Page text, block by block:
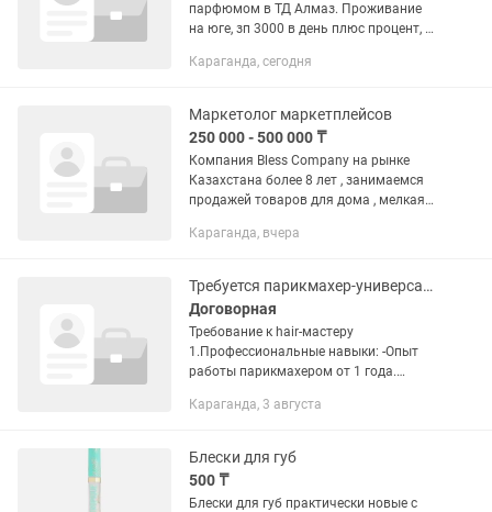
парфюмом в ТД Алмаз. Проживание
на юге, зп 3000 в день плюс процент, с
Караганда, сегодня
Маркетолог маркетплейсов
250 000 - 500 000 ₸
Компания Bless Company на рынке
Казахстана более 8 лет , занимаемся
продажей товаров для дома , мелкая
продукции … Развиваем собственные
Караганда, вчера
Требуется парикмахер-универсал в салон красоты!
Договорная
Требование к hair-мастеру
1.Профессиональные навыки: -Опыт
работы парикмахером от 1 года.
стрижек (мужские, женские, детские).
окрашивания,...
Караганда, 3 августа
Блески для губ
500 ₸
Блески для губ практически новые с